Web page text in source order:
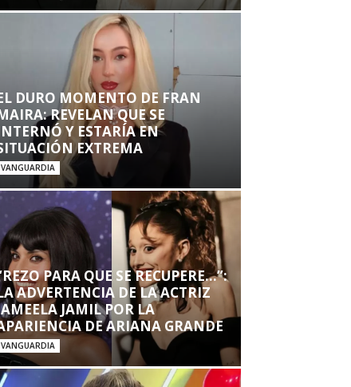
DURO MOMENTO DE FRAN
REVELAN QUE SE
Y ESTARÍA EN
EXTREMA
VANGUARDIA
PARA QUE SE RECUPERE…”:
ADVERTENCIA DE LA ACTRIZ
JAMIL POR LA
DE ARIANA GRANDE
VANGUARDIA